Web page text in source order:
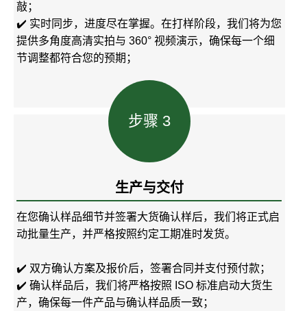
敲；
✔️ 实时同步，进度尽在掌握。在打样阶段，我们将为您
提供多角度高清实拍与 360° 视频演示，确保每一个细
节调整都符合您的预期；
步骤 3
生产与交付
在您确认样品细节并签署大货确认样后，我们将正式启
动批量生产，并严格按照约定工期准时发货。
✔️ 双方确认方案及报价后，签署合同并支付预付款；
✔️ 确认样品后，我们将严格按照 ISO 标准启动大货生
产，确保每一件产品与确认样品质一致；